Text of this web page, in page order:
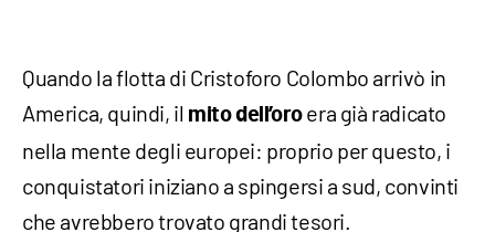
Quando la flotta di Cristoforo Colombo arrivò in
America, quindi, il mito dell’oroera già radicato
nella mente degli europei: proprio per questo, i
conquistatori iniziano a spingersi a sud, convinti
che avrebbero trovato grandi tesori.